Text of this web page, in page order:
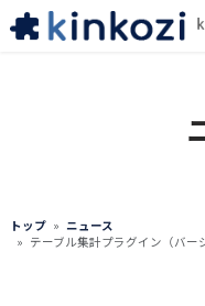
トップ
ニュース
テーブル集計プラグイン（バー